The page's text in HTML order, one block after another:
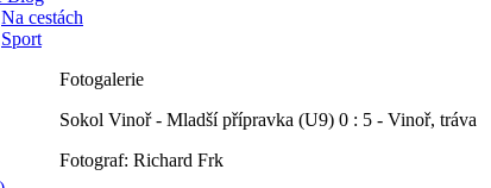
Na cestách
Sport
Fotogalerie
Sokol Vinoř - Mladší přípravka (U9) 0 : 5 - Vinoř, tráva
Fotograf: Richard Frk